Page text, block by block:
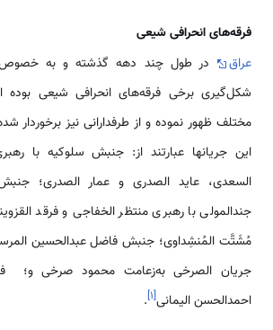
فرقه‌های انحرافی شیعی
عراق
شکل‌گیری برخی فرقه‌های انحرافی شیعی
مختلف ظهور نموده و از طرفدارانی نیز برخوردار
این جریانها عبارتند از: جنبش سلوکیه با
السعدی، عاید الصدری و عمار الصدری؛
جندالمولی با رهبری منتظر الخفاجی و فرقد
مُشَتَّت المُنشِداوی؛ جنبش فاضل عبدالحسین
جریان الصرخی به‌زعامت محمود صرخی و؛
احمدالحسن الیمانی[۱]
.